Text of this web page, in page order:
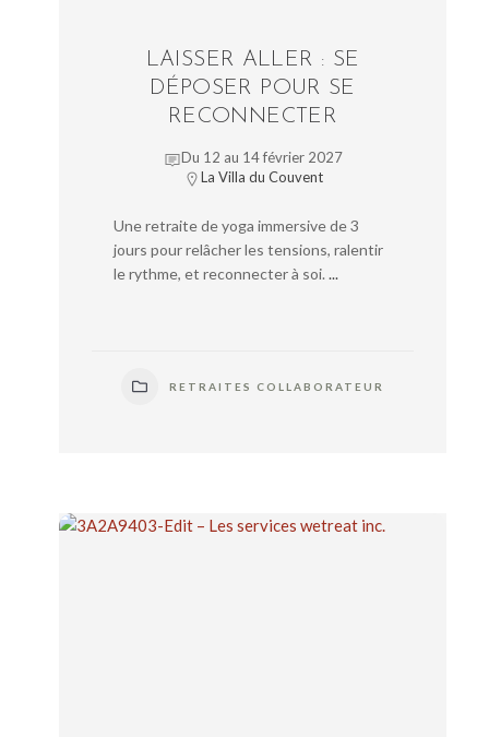
LAISSER ALLER : SE
DÉPOSER POUR SE
RECONNECTER
Du 12 au 14 février 2027
La Villa du Couvent
Une retraite de yoga immersive de 3
jours pour relâcher les tensions, ralentir
le rythme, et reconnecter à soi. ...
RETRAITES COLLABORATEUR